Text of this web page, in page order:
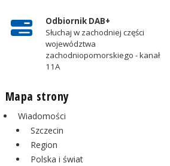
Odbiornik DAB+
Słuchaj w zachodniej części
województwa
zachodniopomorskiego - kanał
11A
Mapa strony
Wiadomości
Szczecin
Region
Polska i świat